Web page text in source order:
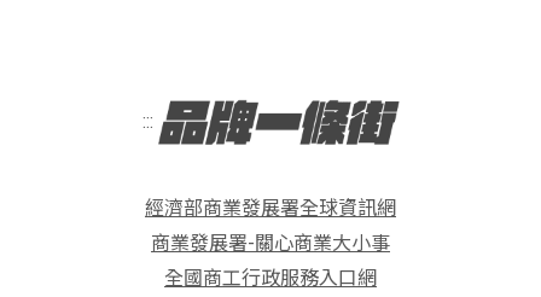
:::
經濟部商業發展署全球資訊網
商業發展署-關心商業大小事
全國商工行政服務入口網